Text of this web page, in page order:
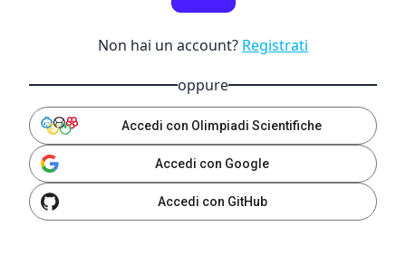
Non hai un account? Registrati
oppure
Accedi con Olimpiadi Scientifiche
Accedi con Google
Accedi con GitHub